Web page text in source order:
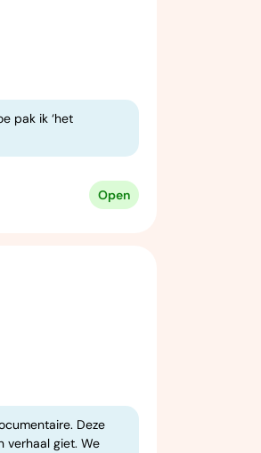
pak ik ‘het
Open
Deze
verhaal giet. We